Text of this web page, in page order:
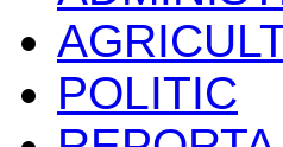
POLITIC